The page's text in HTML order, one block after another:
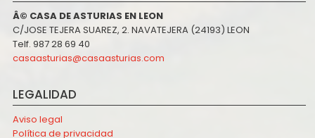
Â© CASA DE ASTURIAS EN LEON
C/JOSE TEJERA SUAREZ, 2. NAVATEJERA (24193) LEON
Telf. 987 28 69 40
casaasturias@casaasturias.com
LEGALIDAD
Aviso legal
Política de privacidad